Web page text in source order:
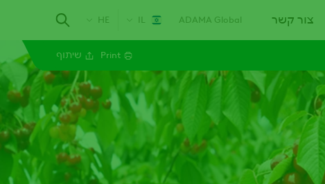
צור קשר ADAMA Global
IL
HE
Print שיתוף
Facebook